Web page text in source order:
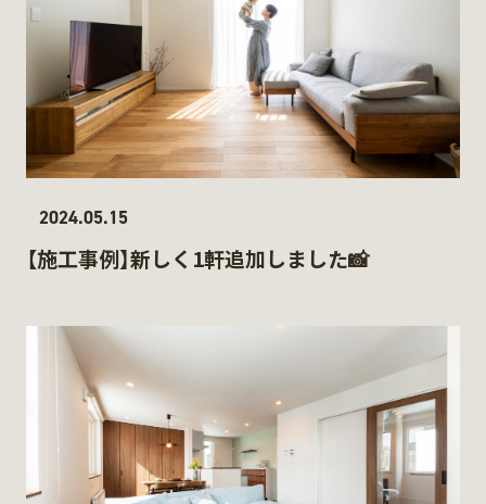
2024.05.15
【施工事例】新しく1軒追加しました📸